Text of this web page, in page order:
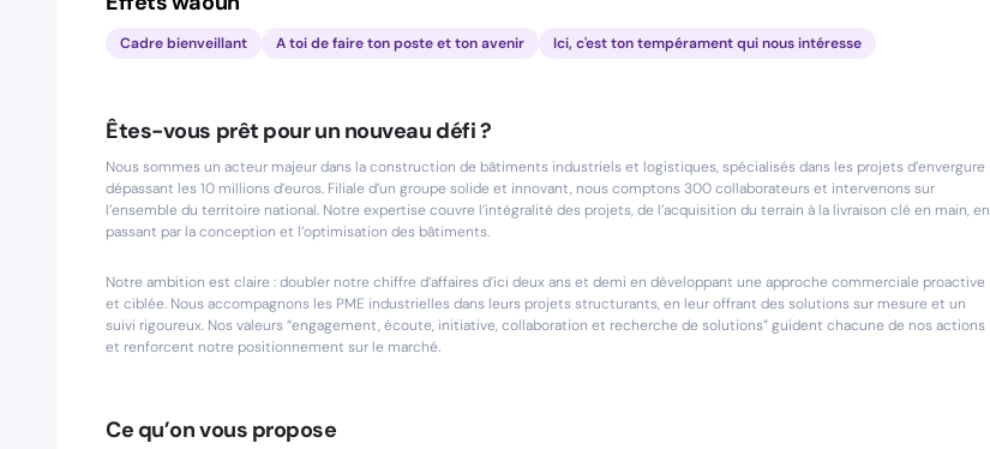
Cadre bienveillant A toi de faire ton poste et ton avenir Ici, c'est ton tempérament qui nous intéresse
Êtes-vous prêt pour un nouveau défi ?
Nous sommes un acteur majeur dans la construction de bâtiments industriels et logistiques, spécialisés dans les projets d’envergure
dépassant les 10 millions d’euros. Filiale d’un groupe solide et innovant, nous comptons 300 collaborateurs et intervenons sur
l’ensemble du territoire national. Notre expertise couvre l’intégralité des projets, de l’acquisition du terrain à la livraison clé en main, en
passant par la conception et l’optimisation des bâtiments.
Notre ambition est claire : doubler notre chiffre d’affaires d’ici deux ans et demi en développant une approche commerciale proactive
et ciblée. Nous accompagnons les PME industrielles dans leurs projets structurants, en leur offrant des solutions sur mesure et un
suivi rigoureux. Nos valeurs “engagement, écoute, initiative, collaboration et recherche de solutions” guident chacune de nos actions
et renforcent notre positionnement sur le marché.
Ce qu’on vous propose